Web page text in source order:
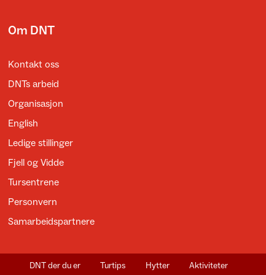
Om DNT
Kontakt oss
DNTs arbeid
Organisasjon
English
Ledige stillinger
Fjell og Vidde
Tursentrene
Personvern
Samarbeidspartnere
DNT der du er Turtips Hytter Aktiviteter